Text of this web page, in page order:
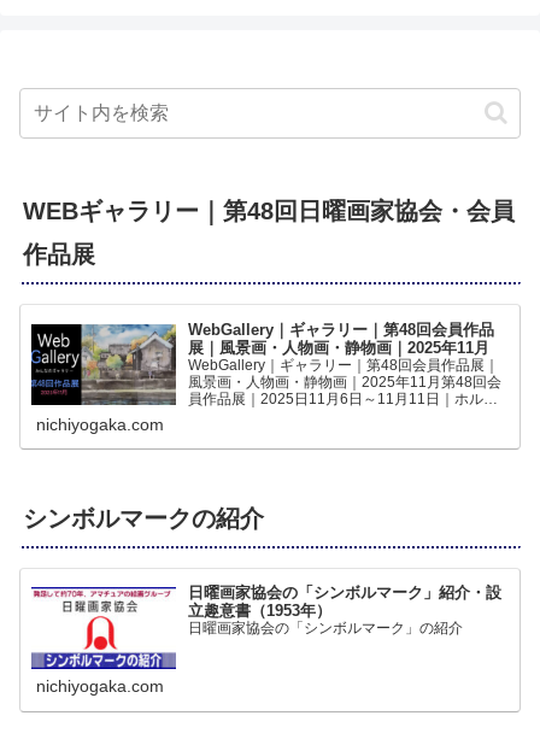
WEBギャラリー｜第48回日曜画家協会・会員
作品展
WebGallery｜ギャラリー｜第48回会員作品
展｜風景画・人物画・静物画｜2025年11月
WebGallery｜ギャラリー｜第48回会員作品展｜
風景画・人物画・静物画｜2025年11月第48回会
員作品展｜2025日11月6日～11月11日｜ホルベ
nichiyogaka.com
シンボルマークの紹介
日曜画家協会の「シンボルマーク」紹介・設
立趣意書（1953年）
日曜画家協会の「シンボルマーク」の紹介
nichiyogaka.com